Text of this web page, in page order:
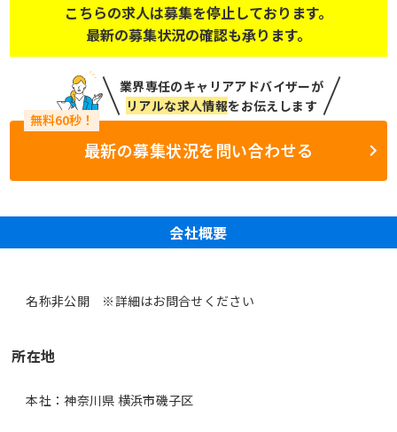
こちらの求人は募集を停止しております。
最新の募集状況の確認も承ります。
業界専任のキャリアアドバイザーが
リアルな求人情報をお伝えします
最新の募集状況を問い合わせる
会社概要
名称非公開 ※詳細はお問合せください
所在地
本社：神奈川県 横浜市磯子区